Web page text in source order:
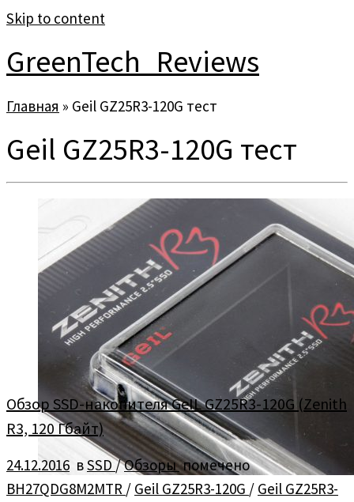
Skip to content
GreenTech_Reviews
Главная » Geil GZ25R3-120G тест
Geil GZ25R3-120G тест
Обзор SSD-накопителя GeIL GZ25R3-120G (Zenith
R3, 120 Гбайт)
24.12.2016 вSSD/Обзорыпомечено
BH27QDG8M2MTR / Geil GZ25R3-120G / Geil GZ25R3-